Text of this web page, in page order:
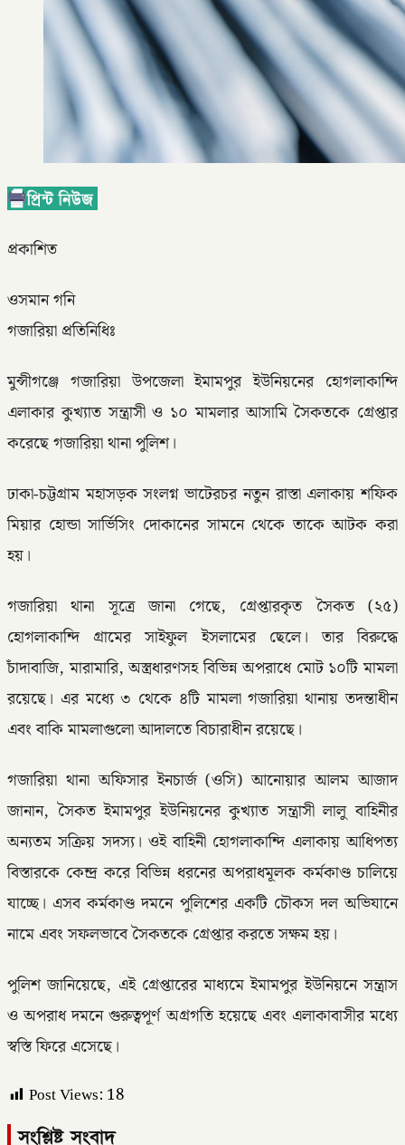
প্রকাশিত
ওসমান গনি
গজারিয়া প্রতিনিধিঃ
মুন্সীগঞ্জে গজারিয়া উপজেলা ইমামপুর ইউনিয়নের হোগলাকান্দি
এলাকার কুখ্যাত সন্ত্রাসী ও ১০ মামলার আসামি সৈকতকে গ্রেপ্তার
করেছে গজারিয়া থানা পুলিশ।
ঢাকা-চট্টগ্রাম মহাসড়ক সংলগ্ন ভাটেরচর নতুন রাস্তা এলাকায় শফিক
মিয়ার হোন্ডা সার্ভিসিং দোকানের সামনে থেকে তাকে আটক করা
হয়।
গজারিয়া থানা সূত্রে জানা গেছে, গ্রেপ্তারকৃত সৈকত (২৫)
হোগলাকান্দি গ্রামের সাইফুল ইসলামের ছেলে। তার বিরুদ্ধে
চাঁদাবাজি, মারামারি, অস্ত্রধারণসহ বিভিন্ন অপরাধে মোট ১০টি মামলা
রয়েছে। এর মধ্যে ৩ থেকে ৪টি মামলা গজারিয়া থানায় তদন্তাধীন
এবং বাকি মামলাগুলো আদালতে বিচারাধীন রয়েছে।
গজারিয়া থানা অফিসার ইনচার্জ (ওসি) আনোয়ার আলম আজাদ
জানান, সৈকত ইমামপুর ইউনিয়নের কুখ্যাত সন্ত্রাসী লালু বাহিনীর
অন্যতম সক্রিয় সদস্য। ওই বাহিনী হোগলাকান্দি এলাকায় আধিপত্য
বিস্তারকে কেন্দ্র করে বিভিন্ন ধরনের অপরাধমূলক কর্মকাণ্ড চালিয়ে
যাচ্ছে। এসব কর্মকাণ্ড দমনে পুলিশের একটি চৌকস দল অভিযানে
নামে এবং সফলভাবে সৈকতকে গ্রেপ্তার করতে সক্ষম হয়।
পুলিশ জানিয়েছে, এই গ্রেপ্তারের মাধ্যমে ইমামপুর ইউনিয়নে সন্ত্রাস
ও অপরাধ দমনে গুরুত্বপূর্ণ অগ্রগতি হয়েছে এবং এলাকাবাসীর মধ্যে
স্বস্তি ফিরে এসেছে।
Post Views: 18
সংশ্লিষ্ট সংবাদ